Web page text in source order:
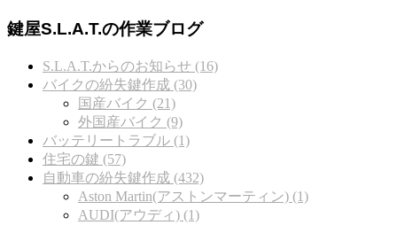
鍵屋S.L.A.T.の作業ブログ
S.L.A.T.からのお知らせ (16)
バイクの紛失鍵作成 (30)
国産バイク (21)
外国産バイク (9)
バッテリートラブル (1)
住宅の鍵 (57)
自動車の紛失鍵作成 (432)
Aston Martin(アストンマーティン) (1)
AUDI(アウディ) (1)